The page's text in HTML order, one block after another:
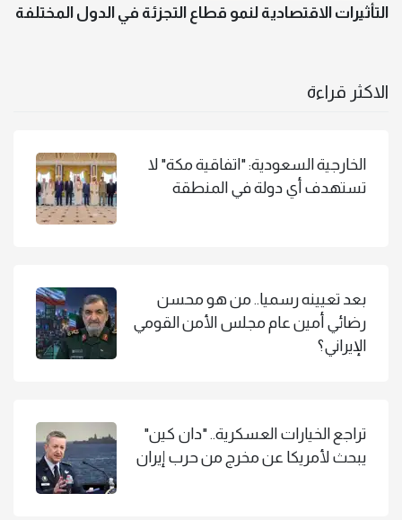
التأثيرات الاقتصادية لنمو قطاع التجزئة في الدول المختلفة
الاكثر قراءة
الخارجية السعودية: "اتفاقية مكة" لا
تستهدف أي دولة في المنطقة
بعد تعيينه رسميا.. من هو محسن
رضائي أمين عام مجلس الأمن القومي
الإيراني؟
تراجع الخيارات العسكرية.. "دان كين"
يبحث لأمريكا عن مخرج من حرب إيران